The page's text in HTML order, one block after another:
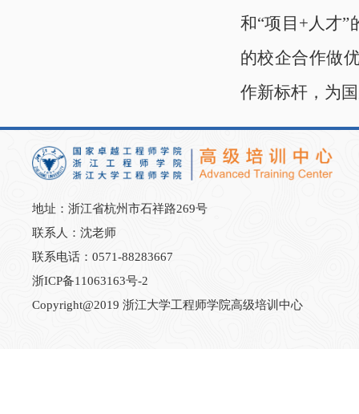
和“项目+人才
的校企合作做
作新标杆，为
地址：浙江省杭州市石祥路269号
联系人：沈老师
联系电话：0571-88283667
浙ICP备11063163号-2
Copyright@2019 浙江大学工程师学院高级培训中心